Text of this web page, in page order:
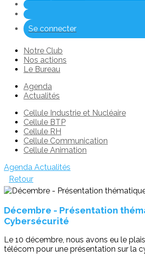
Se connecter
Notre Club
Nos actions
Le Bureau
Agenda
Actualités
Cellule Industrie et Nucléaire
Cellule BTP
Cellule RH
Cellule Communication
Cellule Animation
Agenda Actualités
Retour
Décembre - Présentation
Cybersécurité
Le 10 décembre, nous avons eu le
télécom pour une présentation sur la